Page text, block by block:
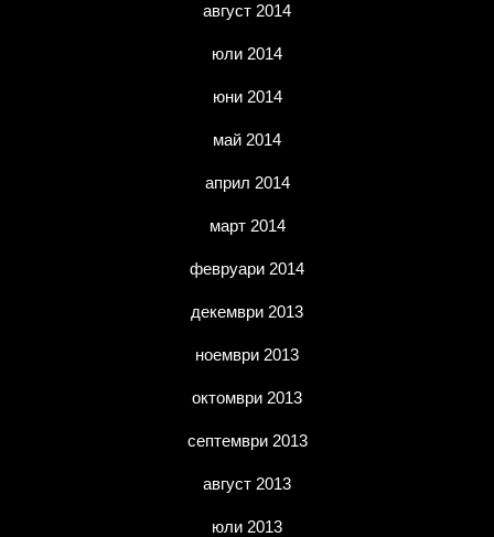
август 2014
юли 2014
юни 2014
май 2014
април 2014
март 2014
февруари 2014
декември 2013
ноември 2013
октомври 2013
септември 2013
август 2013
юли 2013